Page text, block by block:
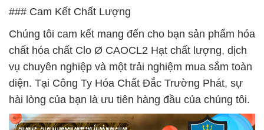
### Cam Kết Chất Lượng
Chúng tôi cam kết mang đến cho bạn sản phẩm hóa
chất hóa chất Clo Ø CAOCL2 Hạt chất lượng, dịch
vụ chuyên nghiệp và một trải nghiệm mua sắm toàn
diện. Tại Công Ty Hóa Chất Đắc Trường Phát, sự
hài lòng của bạn là ưu tiên hàng đầu của chúng tôi.